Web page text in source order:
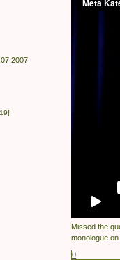
Missed the
monologue
0